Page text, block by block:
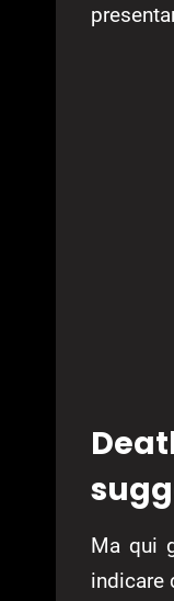
Ma qui
indicare